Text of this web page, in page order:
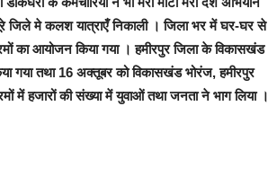
जिले मे कलश यात्राएँ निकाली । जिला भर में घर-घर से
का आयोजन किया गया । हमीरपुर जिला के विकासखंड
गया तथा 16 अक्तूबर को विकासखंड भोरंज, हमीरपुर
में हजारों की संख्या में युवाओं तथा जनता ने भाग लिया ।